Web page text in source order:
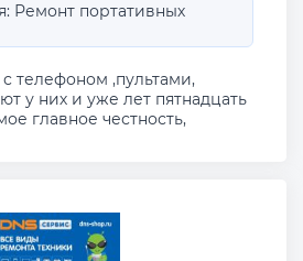
Ремонт портативных
телефоном ,пультами,
у них и уже лет пятнадцать
главное честность,